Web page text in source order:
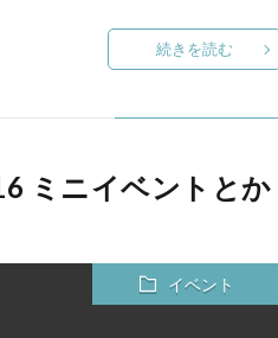
続きを読む
ミニイベントとか
イベント